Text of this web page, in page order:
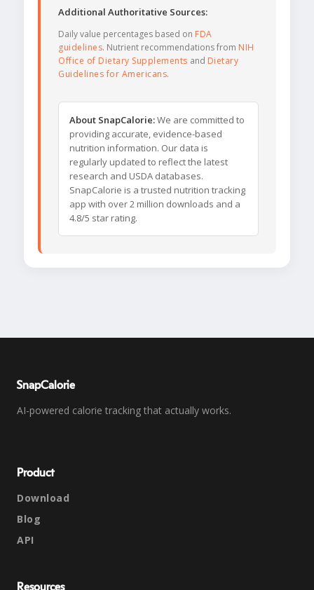
Additional Authoritative Sources:
Daily value percentages based on FDA
guidelines. Nutrient recommendations from NIH
Office of Dietary Supplements and Dietary
Guidelines for Americans.
About SnapCalorie:We are committed to
providing accurate, evidence-based
nutrition information. Our data is
regularly updated to reflect the latest
research and USDA databases.
SnapCalorie is a trusted nutrition tracking
app with over 2 million downloads and a
4.8/5 star rating.
SnapCalorie
AI-powered calorie tracking that actually works.
Product
Download
Blog
API
Resources